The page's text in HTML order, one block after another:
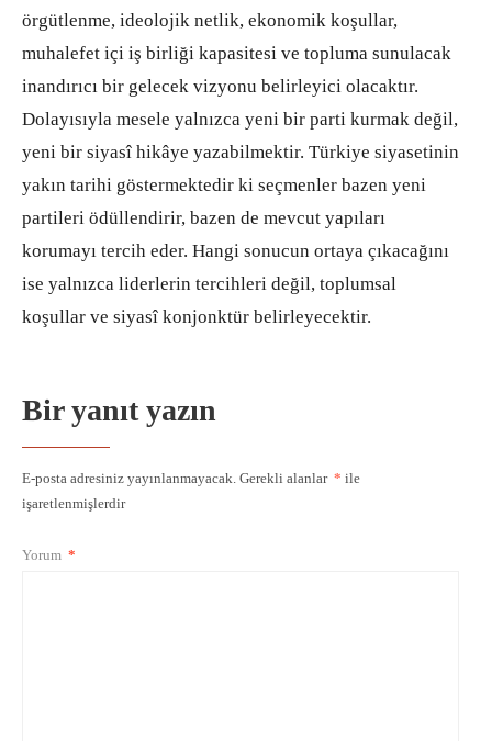
örgütlenme, ideolojik netlik, ekonomik koşullar,
muhalefet içi iş birliği kapasitesi ve topluma sunulacak
inandırıcı bir gelecek vizyonu belirleyici olacaktır.
Dolayısıyla mesele yalnızca yeni bir parti kurmak değil,
yeni bir siyasî hikâye yazabilmektir. Türkiye siyasetinin
yakın tarihi göstermektedir ki seçmenler bazen yeni
partileri ödüllendirir, bazen de mevcut yapıları
korumayı tercih eder. Hangi sonucun ortaya çıkacağını
ise yalnızca liderlerin tercihleri değil, toplumsal
koşullar ve siyasî konjonktür belirleyecektir.
Bir yanıt yazın
E-posta adresiniz yayınlanmayacak. Gerekli alanlar * ile
işaretlenmişlerdir
Yorum *